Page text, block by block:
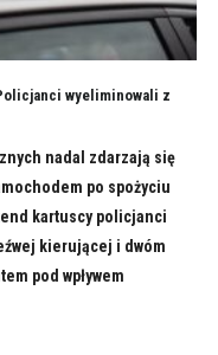
wyeliminowali z
nadal zdarzają się
po spożyciu
kartuscy policjanci
kierującej i dwóm
pod wpływem